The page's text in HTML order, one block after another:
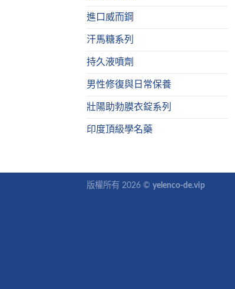
進口威而鋼
汗馬糖系列
持久液噴劑
男性修復與日常保養
壯陽助勃膜衣錠系列
印度頂級學名藥
版權所有 2026 © yelenco-de.vip